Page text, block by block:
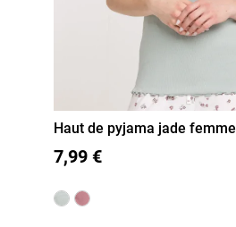
S M
Haut de pyjama jade femme
7,99 €